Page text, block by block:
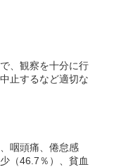
、観察を十分に行
止するなど適切な
咽頭痛、倦怠感
（46.7％）、貧血